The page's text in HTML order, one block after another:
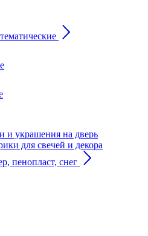
и украшения на дверь
для свечей и декора
пенопласт, снег